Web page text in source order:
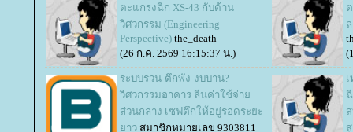
ตะแกรงฉีก XS-43 กับด้าน
วิศวกรรม (Engineering
Perspective) the_death
(26 ก.ค. 2569 16:15:37 น.)
ระบบรวน-ตึกพัง-งบบาน?
วิศวกรรมอาคาร ลีนค่าใช้จ่า
ส่วนกลาง เซฟตึกให้อยู่รอดระยะ
าว สมาชิกหมายเลข 9303811